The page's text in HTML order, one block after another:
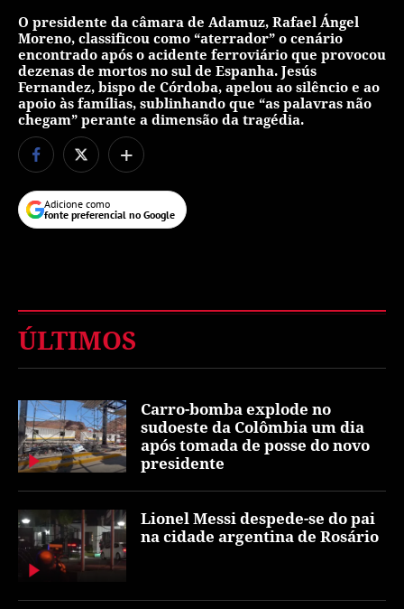
O presidente da câmara de Adamuz, Rafael Ángel
Moreno, classificou como “aterrador” o cenário
encontrado após o acidente ferroviário que provocou
dezenas de mortos no sul de Espanha. Jesús
Fernandez, bispo de Córdoba, apelou ao silêncio e ao
apoio às famílias, sublinhando que “as palavras não
chegam” perante a dimensão da tragédia.
+
Adicione como
fonte preferencial no Google
ÚLTIMOS
Carro-bomba explode no
sudoeste da Colômbia um dia
após tomada de posse do novo
presidente
Lionel Messi despede-se do pai
na cidade argentina de Rosário